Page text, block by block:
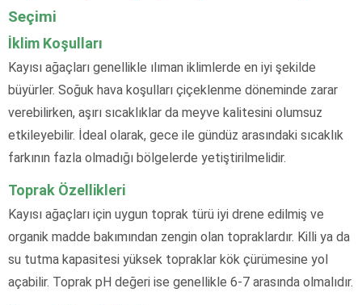
Seçimi
İklim Koşulları
Kayısı ağaçları genellikle ılıman iklimlerde en iyi şekilde
büyürler. Soğuk hava koşulları çiçeklenme döneminde zarar
verebilirken, aşırı sıcaklıklar da meyve kalitesini olumsuz
etkileyebilir. İdeal olarak, gece ile gündüz arasındaki sıcaklık
farkının fazla olmadığı bölgelerde yetiştirilmelidir.
Toprak Özellikleri
Kayısı ağaçları için uygun toprak türü iyi drene edilmiş ve
organik madde bakımından zengin olan topraklardır. Killi ya da
su tutma kapasitesi yüksek topraklar kök çürümesine yol
açabilir. Toprak pH değeri ise genellikle 6-7 arasında olmalıdır.